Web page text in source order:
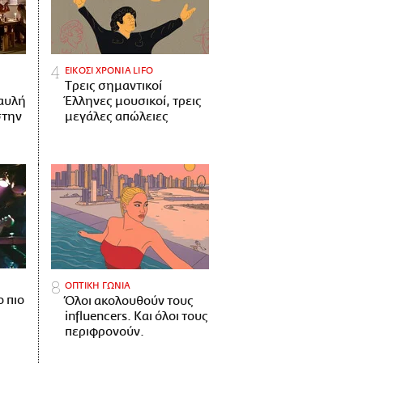
ΕΙΚΟΣΙ ΧΡΟΝΙΑ LIFO
Tρεις σημαντικοί
Έλληνες μουσικοί, τρεις
μεγάλες απώλειες
πιο
ΟΠΤΙΚΗ ΓΩΝΙΑ
Όλοι ακολουθούν τους
influencers. Και όλοι τους
περιφρονούν.